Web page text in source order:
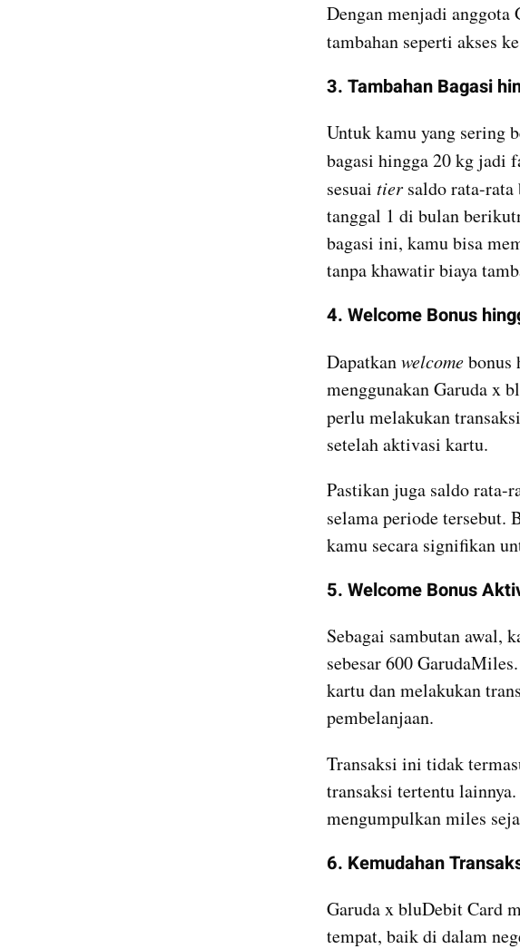
Dengan menjadi
tambahan seperti akses ke
3. Tambahan Bagasi
Untuk kamu yang sering
bagasi hingga 20 kg jadi
sesuai tier saldo rata-
tanggal 1 di bulan
bagasi ini, kamu bisa
tanpa khawatir biaya
4. Welcome Bonus
Dapatkan welcome bonus
menggunakan Garuda x
perlu melakukan
setelah aktivasi kartu.
Pastikan juga saldo rata-
selama periode tersebut.
kamu secara signifikan
5. Welcome Bonus
Sebagai sambutan awal,
sebesar 600
kartu dan melakukan
pembelanjaan.
Transaksi ini tidak
transaksi tertentu
mengumpulkan miles
6. Kemudahan
Garuda x bluDebit Card
tempat, baik di dalam